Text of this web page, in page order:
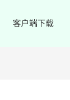
客户端下载